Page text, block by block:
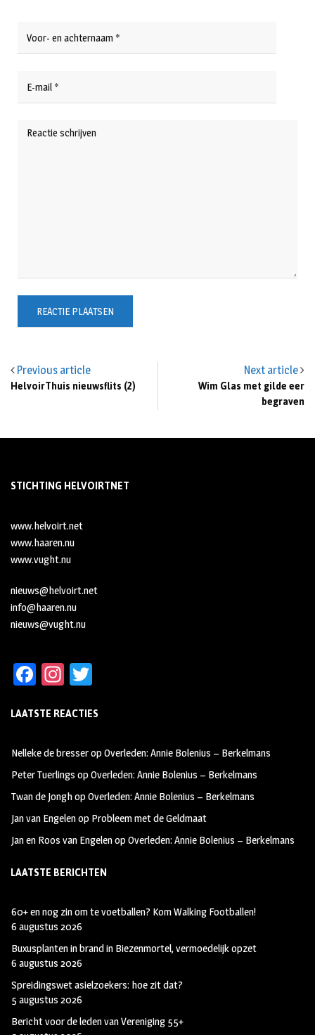
Previous article
HelvoirThuis nieuwsflits (2)
Next article
Wim Glas met gilde eer
begraven
STICHTING HELVOIRTNET
www.helvoirt.net
www.haaren.nu
www.vught.nu
nieuws@helvoirt.net
info@haaren.nu
nieuws@vught.nu
Fa
b
oo
k
In
ag
m
tt
LAATSTE REACTIES
Nelleke de bresseropOverleden: Annie Bolenius – Berkelmans
Peter Tuerlings opOverleden: Annie Bolenius – Berkelmans
Twan de JonghopOverleden: Annie Bolenius – Berkelmans
Jan van Engelenop Probleem met de Geldmaat
Jan en Roos van EngelenopOverleden: Annie Bolenius – Berkelmans
LAATSTE BERICHTEN
60+ en nog zin om te voetballen? Kom Walking Footballen!
6 augustus 2026
Buxusplanten in brand in Biezenmortel, vermoedelijk opzet
6 augustus 2026
Spreidingswet asielzoekers: hoe zit dat?
5 augustus 2026
Bericht voor de leden van Vereniging 55+